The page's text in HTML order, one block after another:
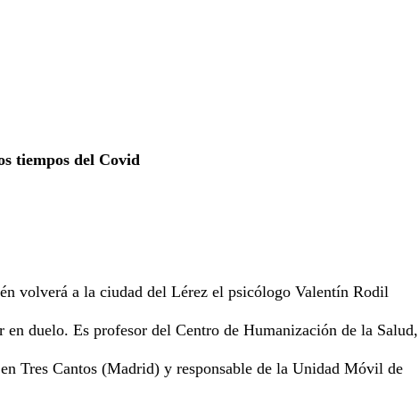
tiempos del Covid
volverá a la ciudad del Lérez el psicólogo Valentín Rodil
duelo. Es profesor del Centro de Humanización de la Salud,
Tres Cantos (Madrid) y responsable de la Unidad Móvil de